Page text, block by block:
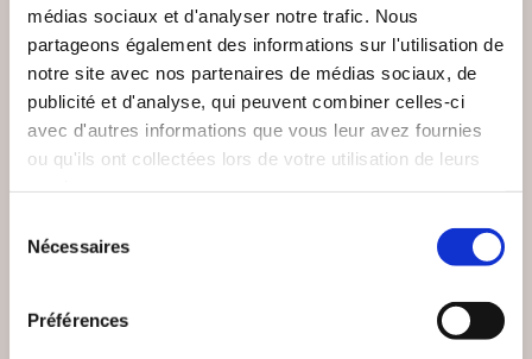
médias sociaux et d'analyser notre trafic. Nous
partageons également des informations sur l'utilisation de
notre site avec nos partenaires de médias sociaux, de
publicité et d'analyse, qui peuvent combiner celles-ci
avec d'autres informations que vous leur avez fournies
ou qu'ils ont collectées lors de votre utilisation de leurs
Nécessaires
Préférences
Valérie Mattens Descatoire
(0 avis)
Patrice Galmard